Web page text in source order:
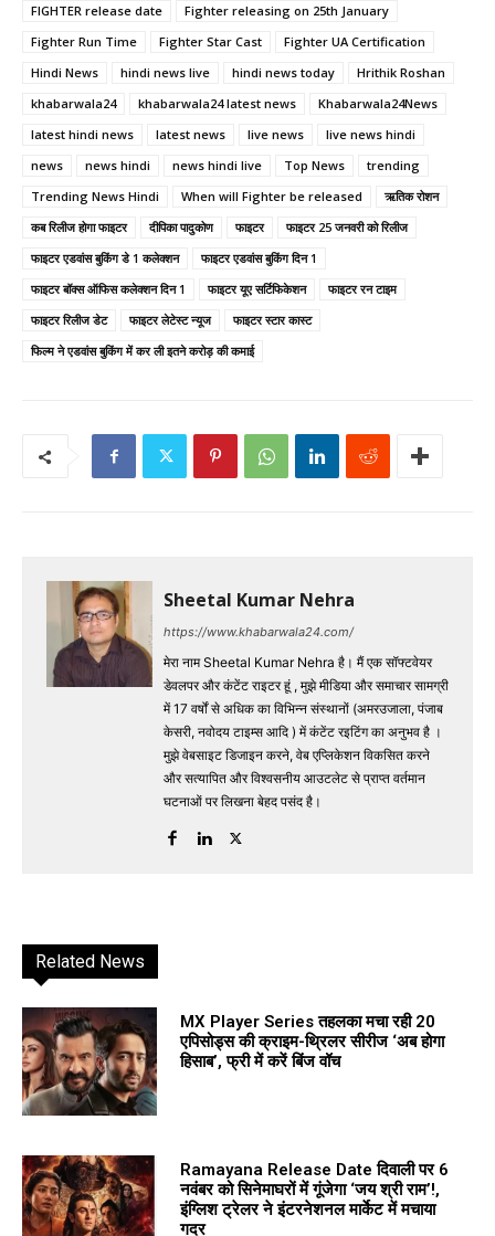
FIGHTER release date
Fighter releasing on 25th January
Fighter Run Time
Fighter Star Cast
Fighter UA Certification
Hindi News
hindi news live hindi news today
Hrithik Roshan
khabarwala24
khabarwala24 latest news
Khabarwala24News
latest hindi news
latest news live news
live news hindi
news
news hindi news hindi live Top News
trending
Trending News Hindi
When will Fighter be released
ऋतिक रोशन
कब रिलीज होगा फाइटर
दीपिका पादुकोण फाइटर
फाइटर 25 जनवरी को रिलीज
फाइटर एडवांस बुकिंग डे 1 कलेक्शन
फाइटर एडवांस बुकिंग दिन 1
फाइटर बॉक्स ऑफिस कलेक्शन दिन 1
फाइटर यूए सर्टिफिकेशन
फाइटर रन टाइम
फाइटर रिलीज डेट
फाइटर लेटेस्ट न्यूज
फाइटर स्टार कास्ट
फिल्म ने एडवांस बुकिंग में कर ली इतने करोड़ की कमाई
Sheetal Kumar Nehra
https://www.khabarwala24.com/
मेरा नाम Sheetal Kumar Nehra है। मैं एक सॉफ्टवेयर
डेवलपर और कंटेंट राइटर हूं , मुझे मीडिया और समाचार सामग्री
में 17 वर्षों से अधिक का विभिन्न संस्थानों (अमरउजाला, पंजाब
केसरी, नवोदय टाइम्स आदि ) में कंटेंट रइटिंग का अनुभव है ।
मुझे वेबसाइट डिजाइन करने, वेब एप्लिकेशन विकसित करने
और सत्यापित और विश्वसनीय आउटलेट से प्राप्त वर्तमान
घटनाओं पर लिखना बेहद पसंद है।
Related News
MX Player Series तहलका मचा रही 20
एपिसोड्स की क्राइम-थ्रिलर सीरीज ‘अब होगा
हिसाब’, फ्री में करें बिंज वॉच
Ramayana Release Date दिवाली पर 6
नवंबर को सिनेमाघरों में गूंजेगा ‘जय श्री राम’!,
इंग्लिश ट्रेलर ने इंटरनेशनल मार्केट में मचाया
गदर